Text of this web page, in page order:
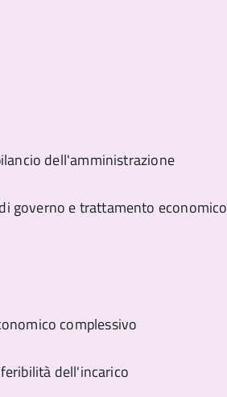
dell'amministrazione
governo e trattamento economico
complessivo
dell'incarico